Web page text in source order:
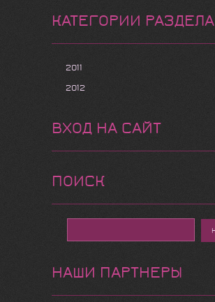
КАТЕГОРИИ РАЗДЕЛА
2011
2012
ВХОД НА САЙТ
ПОИСК
НАШИ ПАРТНЕРЫ